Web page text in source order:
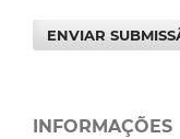
ENVIAR
INFORMAÇÕES